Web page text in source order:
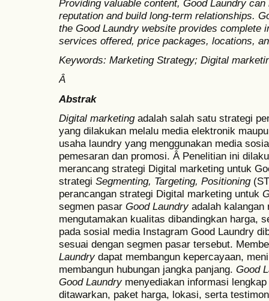
Providing valuable content, Good Laundry
reputation and build long-term relationships.
the Good Laundry website provides complete
services offered, price packages, locations,
Keywords: Marketing Strategy; Digital
Â
Abstrak
Digital marketingadalah salah satu strategi
yang dilakukan melalu media elektronik
usaha laundry yang menggunakan media
pemesaran dan promosi. Â Penelitian ini
merancang strategi Digital marketing untuk
strategi Segmenting, Targeting, Positioning
perancangan strategi Digital marketing untuk
segmen pasar Good Laundryadalah kalangan
mengutamakan kualitas dibandingkan harga,
pada sosial media Instagram Good Laundry
sesuai dengan segmen pasar tersebut.
Laundrydapat membangun kepercayaan,
membangun hubungan jangka panjang. Good
Good Laundrymenyediakan informasi
ditawarkan, paket harga, lokasi, serta